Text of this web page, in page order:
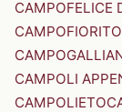
CAMPOFELICE
CAMPOFIORITO
CAMPOLI
CAMPOLIETO